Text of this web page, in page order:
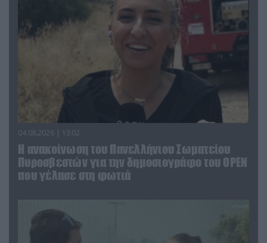
04.08.2026 | 13:02
Η ανακοίνωση του Πανελλήνιου Σωματείου
Πυροσβεστών για την δημοσιογράφο του OPEN
που γέλασε στη φωτιά